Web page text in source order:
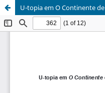
U-topia em O Continente